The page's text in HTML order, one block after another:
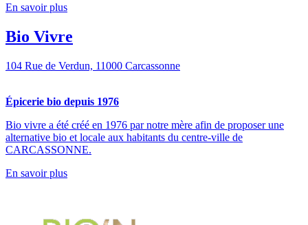
En savoir plus
Bio Vivre
104 Rue de Verdun, 11000 Carcassonne
Épicerie bio depuis 1976
Bio vivre a été créé en 1976 par notre mère afin de proposer une
alternative bio et locale aux habitants du centre-ville de
CARCASSONNE.
En savoir plus